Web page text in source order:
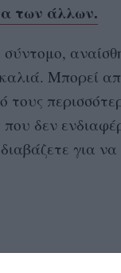
των άλλων.
Μπορεί
τους
δεν
για
γύρω τους